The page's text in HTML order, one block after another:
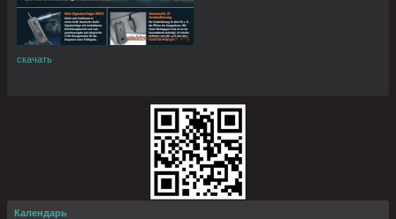
скачать
Календарь